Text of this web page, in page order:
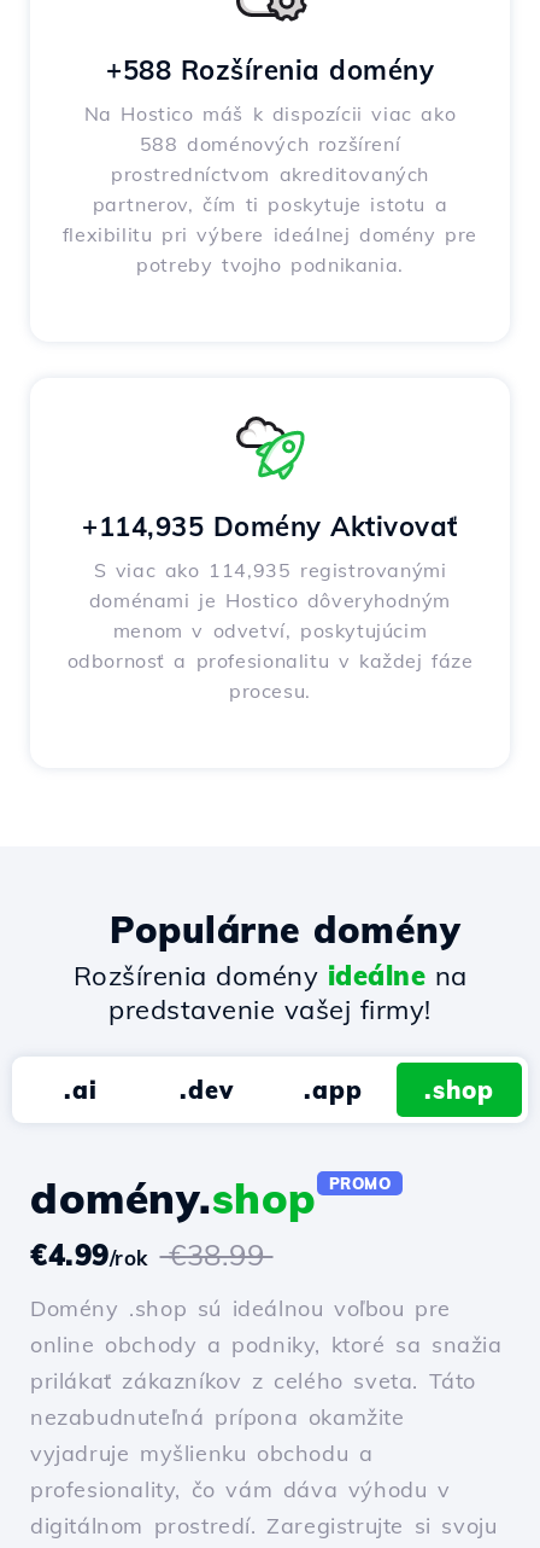
+588 Rozšírenia domény
Na Hostico máš k dispozícii viac ako
588 doménových rozšírení
prostredníctvom akreditovaných
partnerov, čím ti poskytuje istotu a
flexibilitu pri výbere ideálnej domény pre
potreby tvojho podnikania.
+114,935 Domény Aktivovať
S viac ako 114,935 registrovanými
doménami je Hostico dôveryhodným
menom v odvetví, poskytujúcim
odbornosť a profesionalitu v každej fáze
procesu.
Populárne domény
Rozšírenia domény ideálne na
predstavenie vašej firmy!
.ai .dev .app .shop
domény.shop PROMO
€4.99/rok €38.99
Domény .shop sú ideálnou voľbou pre
online obchody a podniky, ktoré sa snažia
prilákať zákazníkov z celého sveta. Táto
nezabudnuteľná prípona okamžite
vyjadruje myšlienku obchodu a
profesionality, čo vám dáva výhodu v
digitálnom prostredí. Zaregistrujte si svoju